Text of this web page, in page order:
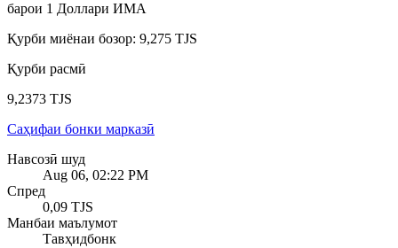
барои 1 Доллари ИМА
Қурби миёнаи бозор: 9,275 TJS
Қурби расмӣ
9,2373 TJS
Саҳифаи бонки марказӣ
Навсозӣ шуд
Aug 06, 02:22 PM
Спред
0,09 TJS
Манбаи маълумот
Тавҳидбонк